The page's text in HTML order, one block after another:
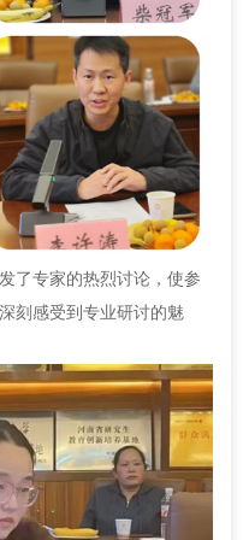
专家的热烈讨论，使参
刻感受到专业研讨的魅